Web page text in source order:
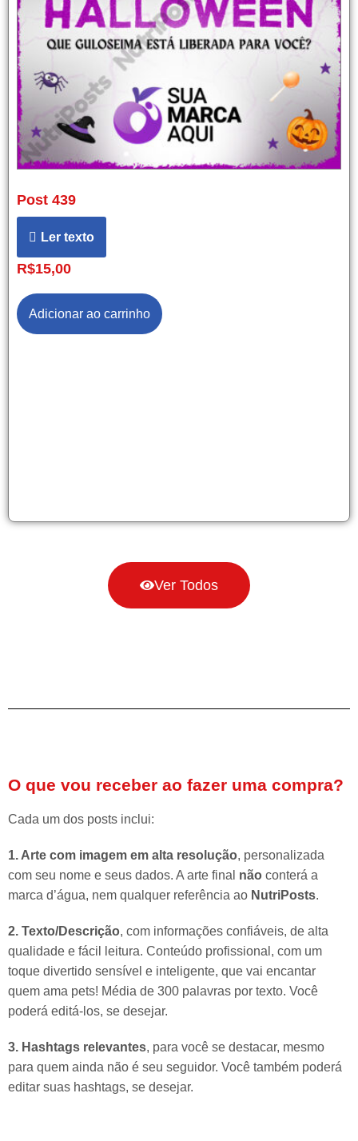
Post 439
Ler texto
R$15,00
Adicionar ao carrinho
Ver Todos
O que vou receber ao fazer uma compra?
Cada um dos posts inclui:
1. Arte com imagem em alta resolução, personalizada
com seu nome e seus dados. A arte final não conterá a
marca d’água, nem qualquer referência ao NutriPosts.
2. Texto/Descrição, com informações confiáveis, de alta
qualidade e fácil leitura. Conteúdo profissional, com um
toque divertido sensível e inteligente, que vai encantar
quem ama pets! Média de 300 palavras por texto. Você
poderá editá-los, se desejar.
3. Hashtags relevantes, para você se destacar, mesmo
para quem ainda não é seu seguidor. Você também poderá
editar suas hashtags, se desejar.